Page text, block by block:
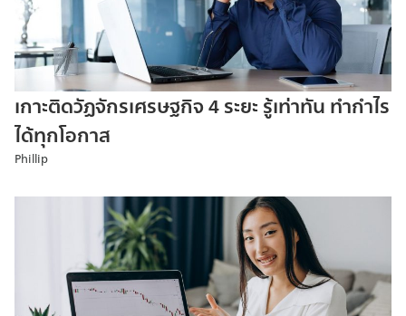
เกาะติดวัฏจักรเศรษฐกิจ 4 ระยะ รู้เท่าทัน ทำกำไร
ได้ทุกโอกาส
Phillip